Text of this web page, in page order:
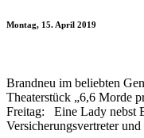
Montag, 15. April 2019
Brandneu im beliebten
Theaterstück „6,6 Morde
Freitag: Eine Lady nebst
Versicherungsvertreter